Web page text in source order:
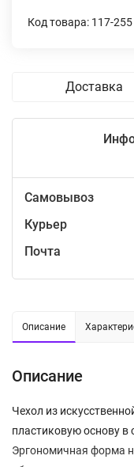
Код товара: 117-255
Доставка
Самовывоз
Курьер
Почта
Описание
Описание
Чехол из
пластиковую основу
Эргономичная форма